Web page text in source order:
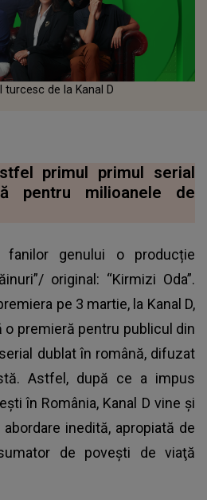
turcesc de la Kanal D
primul primul serial
pentru milioanele de
genului o producție
original: “Kirmizi Oda”.
pe 3 martie, la Kanal D,
o premieră pentru publicul din
dublat în română, difuzat
Astfel, după ce a impus
în România, Kanal D vine şi
inedită, apropiată de
de poveşti de viaţă